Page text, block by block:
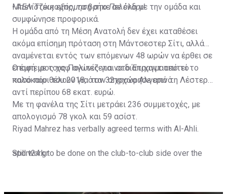
Μπεν Τζέικομπς, τα βρήκε σε όλα με την ομάδα και
συμφώνησε προφορικά.
•ΑΕΛίστικη εξόρμηση στο Πελένδρι!
Η ομάδα από τη Μέση Ανατολή δεν έχει καταθέσει
ακόμα επίσημη πρόταση στη Μάντσεστερ Σίτι, αλλά
αναμένεται εντός των επόμενων 48 ωρών να έρθει σε
επαφή με τους Πολίτες για να διαπραγματευτεί το
ποσό που θέλουν για τον 32χρονο Αλγερινό.
Ο έμπειρος χαφ αγωνίζεται στο Έτιχαντ από το
καλοκαίρι του 2018, όταν αποχώρησε από τη Λέστερ
αντί περίπου 68 εκατ. ευρώ.
Με τη φανέλα της Σίτι μετράει 236 συμμετοχές, με
απολογισμό 78 γκολ και 59 ασίστ.
Riyad Mahrez has verbally agreed terms with Al-Ahli.
Still work to be done on the club-to-club side over the
sport24.gr